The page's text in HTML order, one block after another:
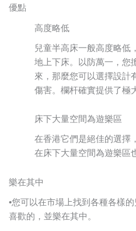
優點
高度略低
兒童半高床一般高度略低
地上下床。以防萬一，您
來，那麼您可以選擇設計
傷害。欄杆確實提供了極
床下大量空間為遊樂區
在香港它們是絕佳的選擇
在床下大量空間為遊樂區
樂在其中
•您可以在市場上找到各種各樣
喜歡的，並樂在其中。